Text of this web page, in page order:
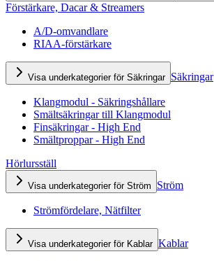
Förstärkare, Dacar & Streamers
A/D-omvandlare
RIAA-förstärkare
Visa underkategorier för Säkringar Säkringar
Klangmodul - Säkringshållare
Smältsäkringar till Klangmodul
Finsäkringar - High End
Smältproppar - High End
Hörlursställ
Visa underkategorier för Ström Ström
Strömfördelare, Nätfilter
Visa underkategorier för Kablar Kablar